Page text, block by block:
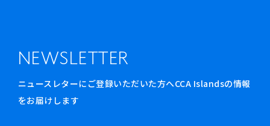
NEWSLETTER
ニュースレターにご登録いただいた方へCCA Islandsの情報
をお届けします